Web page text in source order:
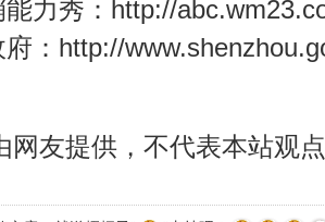
能力秀：http://
：http://
网友提供，不代表本站观点